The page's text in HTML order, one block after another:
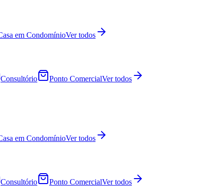
em CondomínioVer todos
Consultório Ponto ComercialVer todos
em CondomínioVer todos
Consultório Ponto ComercialVer todos